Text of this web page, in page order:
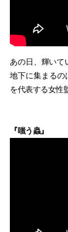
あの日、輝いて
地下に集まるの
を代表する女性
『嗤う蟲』